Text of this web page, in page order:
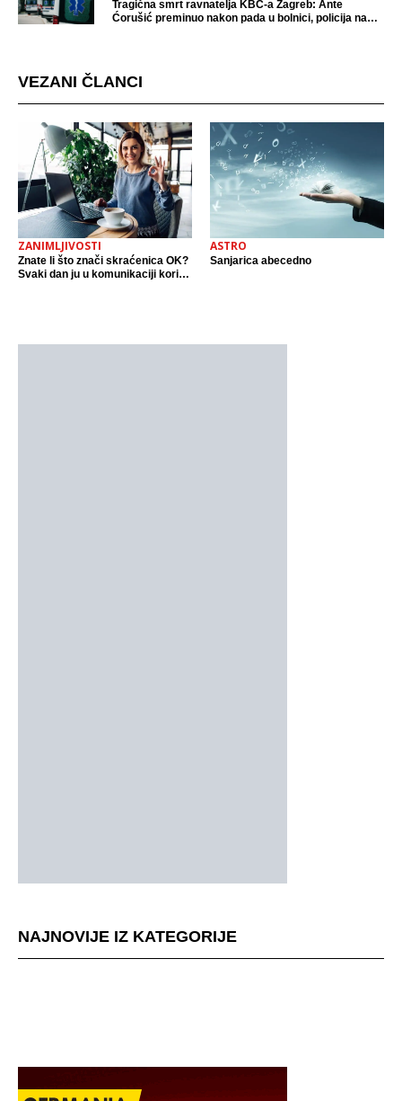
Tragična smrt ravnatelja KBC-a Zagreb: Ante
Ćorušić preminuo nakon pada u bolnici, policija na
VEZANI ČLANCI
ZANIMLJIVOSTI
Znate li što znači skraćenica OK?
Svaki dan ju u komunikaciji koristi
ASTRO
Sanjarica abecedno
NAJNOVIJE IZ KATEGORIJE